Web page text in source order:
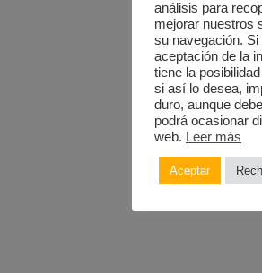
análisis para
mejorar nuestros
su navegación.
aceptación de la
tiene la
si así lo desea,
duro, aunque
podrá ocasionar
web. Leer más
Aceptar